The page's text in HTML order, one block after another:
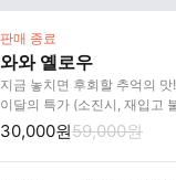
판매 종료
와와 옐로우
지금 놓치면 후회할 추억의 맛
이달의 특가 (소진시, 재입고
30,000원59,000원